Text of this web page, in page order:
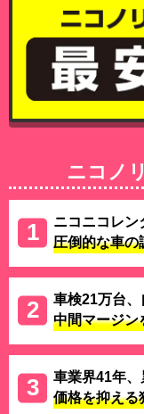
ニコノ
ニコニコレン
圧倒的な車の
車検21万台、
中間マージン
車業界41年、
価格を抑える